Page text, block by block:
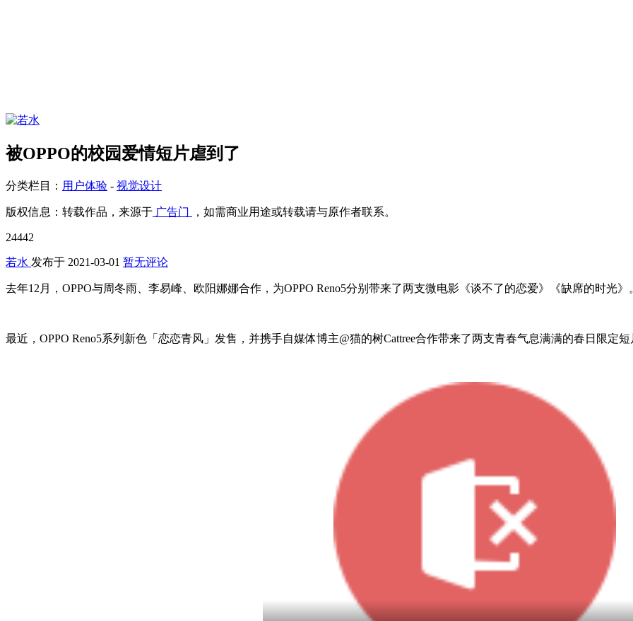
被OPPO的校园爱情短片虐到了
分类栏目： 用户体验 - 视觉设计
版权信息： 转载作品，来源于 广告门 ，如需商业用途或转载请与原作者联系。
24442
若水 发布于 2021-03-01 暂无评论
去年12月，OPPO与周冬雨、李易峰、欧阳娜娜合作，为OPPO Reno5分别带来了两支微电影《谈不了的恋爱》《缺席的时光》
最近，OPPO Reno5系列新色「恋恋青风」发售，并携手自媒体博主@猫的树Cattree合作带来了两支青春气息满满的春日限定短